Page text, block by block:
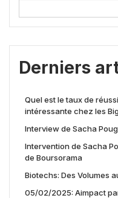
Derniers
Quel est le taux de
intéressante chez les
Interview de Sacha
Intervention de Sacha
de Boursorama
Biotechs: Des Volumes
05/02/2025: Aimpact